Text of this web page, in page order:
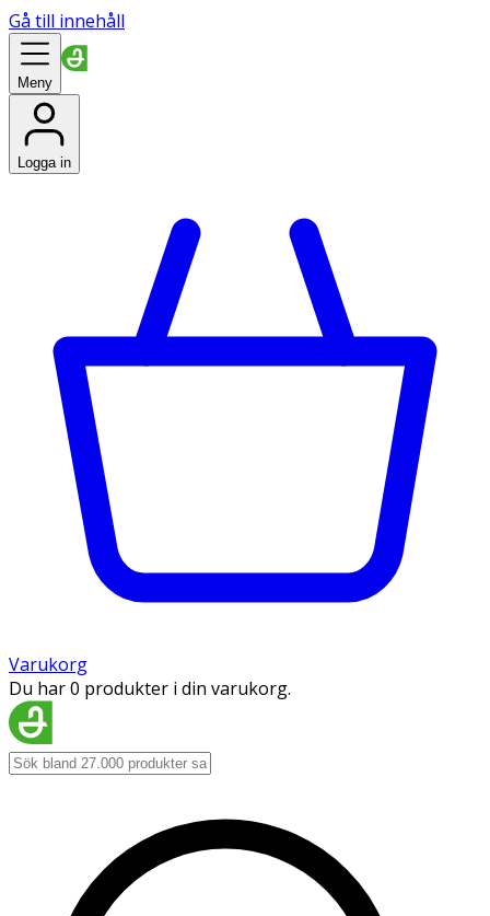
Gå till innehåll
Meny
Logga in
Varukorg
Du har 0 produkter i din varukorg.